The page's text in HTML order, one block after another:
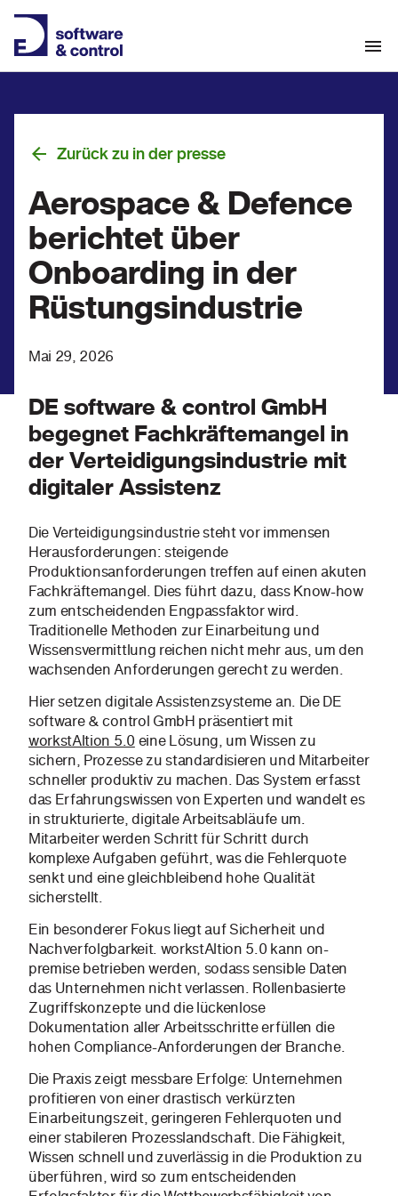
Zurück zu in der presse
Aerospace & Defence
berichtet über
Onboarding in der
Rüstungsindustrie
Mai 29, 2026
DE software & control GmbH
begegnet Fachkräftemangel in
der Verteidigungsindustrie mit
digitaler Assistenz
Die Verteidigungsindustrie steht vor immensen
Herausforderungen: steigende
Produktionsanforderungen treffen auf einen akuten
Fachkräftemangel. Dies führt dazu, dass Know-how
zum entscheidenden Engpassfaktor wird.
Traditionelle Methoden zur Einarbeitung und
Wissensvermittlung reichen nicht mehr aus, um den
wachsenden Anforderungen gerecht zu werden.
Hier setzen digitale Assistenzsysteme an. Die DE
software & control GmbH präsentiert mit
workstAltion 5.0 eine Lösung, um Wissen zu
sichern, Prozesse zu standardisieren und Mitarbeiter
schneller produktiv zu machen. Das System erfasst
das Erfahrungswissen von Experten und wandelt es
in strukturierte, digitale Arbeitsabläufe um.
Mitarbeiter werden Schritt für Schritt durch
komplexe Aufgaben geführt, was die Fehlerquote
senkt und eine gleichbleibend hohe Qualität
sicherstellt.
Ein besonderer Fokus liegt auf Sicherheit und
Nachverfolgbarkeit. workstAltion 5.0 kann on-
premise betrieben werden, sodass sensible Daten
das Unternehmen nicht verlassen. Rollenbasierte
Zugriffskonzepte und die lückenlose
Dokumentation aller Arbeitsschritte erfüllen die
hohen Compliance-Anforderungen der Branche.
Die Praxis zeigt messbare Erfolge: Unternehmen
profitieren von einer drastisch verkürzten
Einarbeitungszeit, geringeren Fehlerquoten und
einer stabileren Prozesslandschaft. Die Fähigkeit,
Wissen schnell und zuverlässig in die Produktion zu
überführen, wird so zum entscheidenden